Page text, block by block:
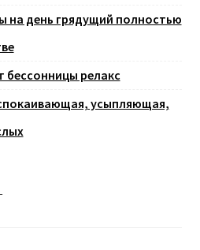
на день грядущий полностью
бессонницы релакс
усыпляющая,